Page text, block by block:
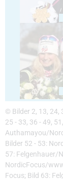
© Bilder 2, 13, 24,
25 - 33, 36 - 49,
Authamayou/
Bilder 52 - 53:
57: Felgenhauer/
NordicFocus/
Focus; Bild 63: